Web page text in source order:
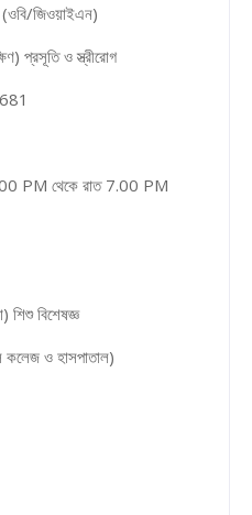
জিওয়াইএন)
প্রসূতি ও স্ত্রীরোগ
PM থেকে রাত 7.00 PM
বিশেষজ্ঞ
কলেজ ও হাসপাতাল)